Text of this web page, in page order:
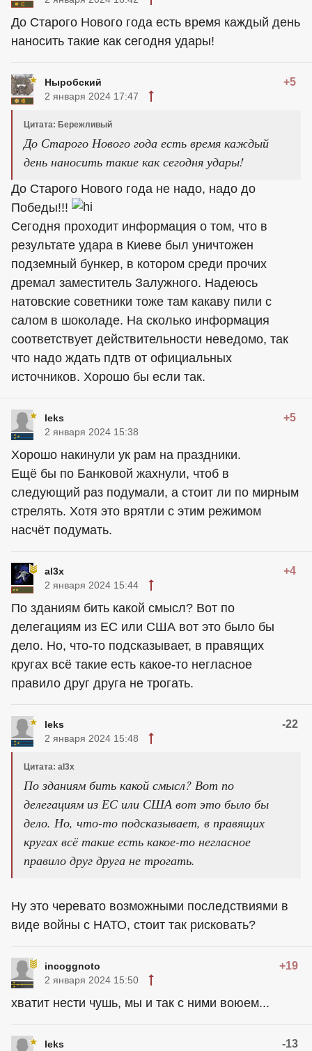
До Старого Нового года есть время каждый день
наносить такие как сегодня удары!
Ныробский +5
2 января 2024 17:47
Цитата: Бережливый
До Старого Нового года есть время каждый
день наносить такие как сегодня удары!
До Старого Нового года не надо, надо до
Победы!!!
Сегодня проходит информация о том, что в
результате удара в Киеве был уничтожен
подземный бункер, в котором среди прочих
дремал заместитель Залужного. Надеюсь
натовские советники тоже там какаву пили с
салом в шоколаде. На сколько информация
соответствует действительности неведомо, так
что надо ждать пдтв от официальных
источников. Хорошо бы если так.
leks +5
2 января 2024 15:38
Хорошо накинули ук рам на праздники.
Ещё бы по Банковой жахнули, чтоб в
следующий раз подумали, а стоит ли по мирным
стрелять. Хотя это врятли с этим режимом
насчёт подумать.
al3x +4
2 января 2024 15:44
По зданиям бить какой смысл? Вот по
делегациям из ЕС или США вот это было бы
дело. Но, что-то подсказывает, в правящих
кругах всё такие есть какое-то негласное
правило друг друга не трогать.
leks -22
2 января 2024 15:48
Цитата: al3x
По зданиям бить какой смысл? Вот по
делегациям из ЕС или США вот это было бы
дело. Но, что-то подсказывает, в правящих
кругах всё такие есть какое-то негласное
правило друг друга не трогать.
Ну это черевато возможными последствиями в
виде войны с НАТО, стоит так рисковать?
incoggnoto +19
2 января 2024 15:50
хватит нести чушь, мы и так с ними воюем...
leks -13